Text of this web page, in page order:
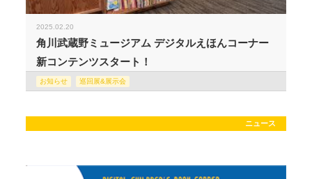
2025.02.20
角川武蔵野ミュージアム デジタルえほんコーナー
新コンテンツスタート！
お知らせ 巡回展&展示会
ニュース